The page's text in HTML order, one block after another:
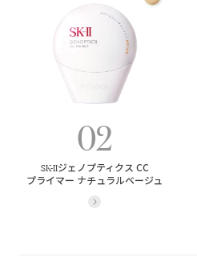
02
SK-IIジェノプティクス CC
プライマー ナチュラルベージュ
詳細をみる